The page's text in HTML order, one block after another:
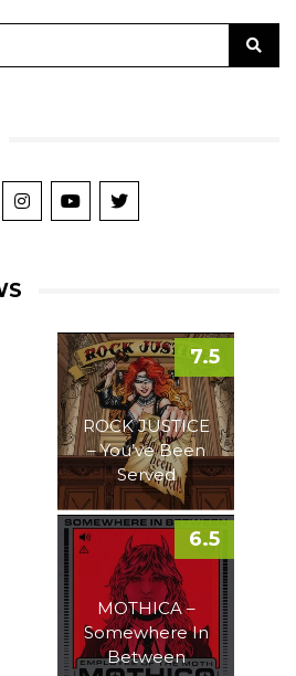
ROCK JUSTICE
– You’ve Been
Served
7.5
MOTHICA –
Somewhere In
Between
6.5